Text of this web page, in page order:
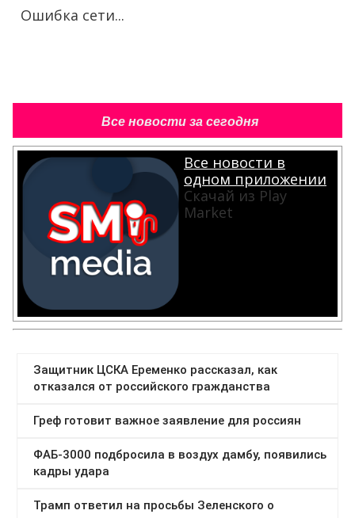
Ошибка сети...
Все новости за сегодня
Все новости в
одном приложении
Скачай из Play
Market